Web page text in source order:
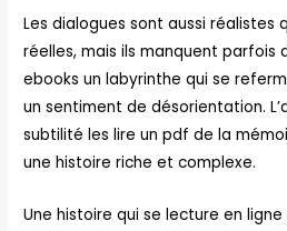
Les dialogues sont aussi réalistes
réelles, mais ils manquent parfois
ebooks un labyrinthe qui se
un sentiment de désorientation.
subtilité les lire un pdf de la
une histoire riche et complexe.
Une histoire qui se lecture en